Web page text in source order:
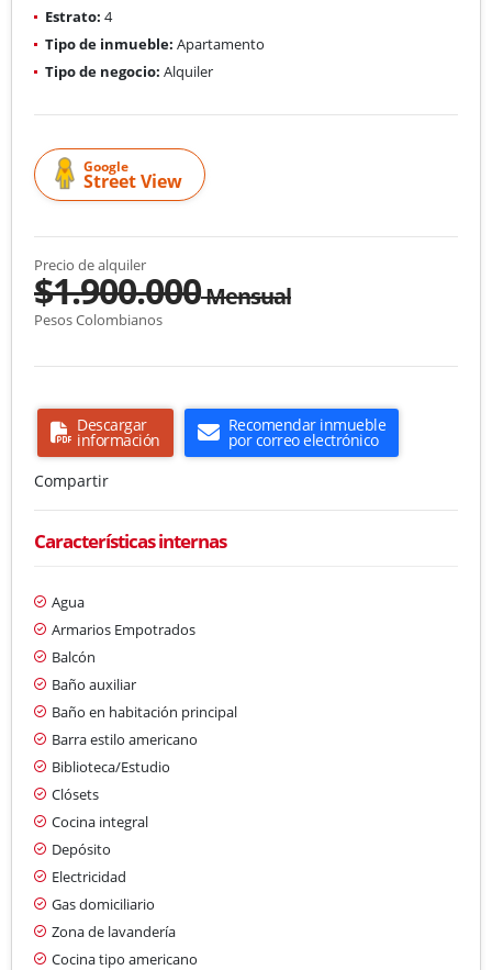
Estrato: 4
Tipo de inmueble: Apartamento
Tipo de negocio: Alquiler
Google
Street View
Precio de alquiler
$1.900.000Mensual
Pesos Colombianos
Descargar
información
Recomendar inmueble
por correo electrónico
Compartir
Características internas
Agua
Armarios Empotrados
Balcón
Baño auxiliar
Baño en habitación principal
Barra estilo americano
Biblioteca/Estudio
Clósets
Cocina integral
Depósito
Electricidad
Gas domiciliario
Zona de lavandería
Cocina tipo americano